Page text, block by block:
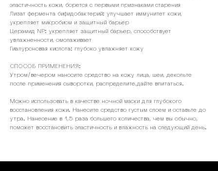
эластичность кожи, борется с первыми признаками старения
Лизат фермента бифидобактерий: улучшает иммунитет кожи,
укрепляет микробиом и защитный барьер
Церамид NP: укрепляет защитный барьер, способствует
увлажненности, омолаживает
Гиалуроновая кислота: глубоко увлажняет кожу
СПОСОБ ПРИМЕНЕНИЯ:
Утром/вечером наносите средство на кожу лица, шеи, декольте
после применения сыворотки, распределите,дайте впитаться.
Можно использовать в качестве ночной маски для глубокого
восстановления кожи. Нанесите средство густым слоем и оставьте до
утра. Нанесение в 1,5 раза большего количества, чем вы обычно,
поможет восстановить эластичность и влажность на следующий день.